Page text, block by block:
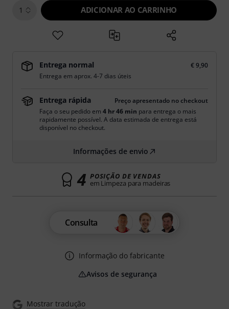
Mostrar tradução
1 ADICIONAR AO CARRINHO
Entrega normal
€ 9,90
Entrega em aprox. 4-7 dias úteis
Entrega rápida
Preço apresentado no checkout
Faça o seu pedido em 4 hr 46 min para entrega o mais
rapidamente possível. A data estimada de entrega está
disponível no checkout.
Informações de envio
4 POSIÇÃO DE VENDAS
em Limpeza para madeiras
Consulta
Informação do fabricante
Avisos de segurança